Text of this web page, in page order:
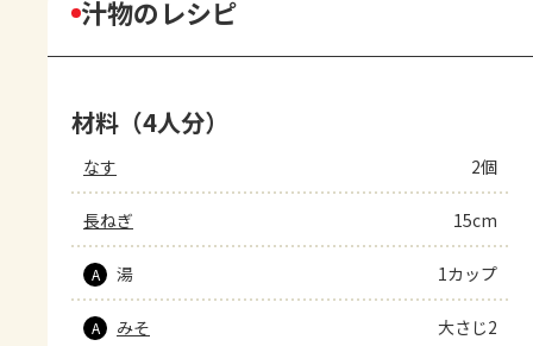
汁物のレシピ
材料（4人分）
なす 2個
長ねぎ 15cm
A 湯 1カップ
A みそ 大さじ2